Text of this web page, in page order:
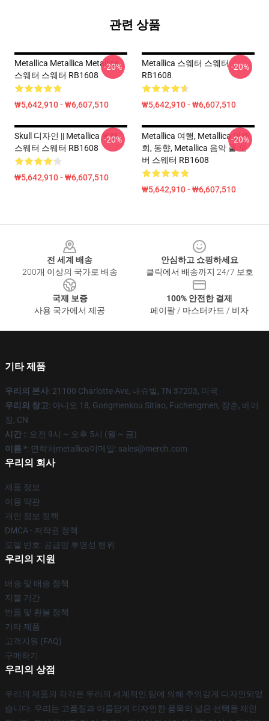
관련 상품
Metallica Metallica Metallica
스웨터 스웨터 RB1608
₩5,642,910 - ₩6,607,510
-20%
Metallica 스웨터 스웨터
RB1608
₩5,642,910 - ₩6,607,510
-20%
Skull 디자인 || Metallica 유행
스웨터 스웨터 RB1608
₩5,642,910 - ₩6,607,510
-20%
Metallica 여행, Metallica 연주
회, 동향, Metallica 음악 풀 오
버 스웨터 RB1608
₩5,642,910 - ₩6,607,510
-20%
전 세계 배송
200개 이상의 국가로 배송
안심하고 쇼핑하세요
클릭에서 배송까지 24/7 보호
국제 보증
사용 국가에서 제공
100% 안전한 결제
페이팔 / 마스터카드 / 비자
기타 제품
우리의 본사: 21100 Charlotte Ave, 내슈빌, TN 37203, 미국
우리의 창고: 아니오 18, Gongmenkou Sitiao, Fuchengmen, 장춘, 베이
징, CN
시간 :: 오전 9시 ~ 오후 5시 (월 ~ 금)
이름 *: 연락처metallica이메일: sales@merch.com
우리의 회사
제품 정보
이용 약관
개인 정보 정책
DMCA - 저작권 정책
모델 번호: 공급망 투명성 행위
우리의 지원
배송 및 배송 정책
지불 기간
반품 및 환불 정책
기타 제품
고객지원 (FAQ)
구매하기
우리의 상점
우리의 제품의 각각은 우리의 세계적인 팀에 의해 주의깊게 디자인되었
습니다. 우리는 고품질과 아름답게 디자인한 품목의 넓은 선택을 제안